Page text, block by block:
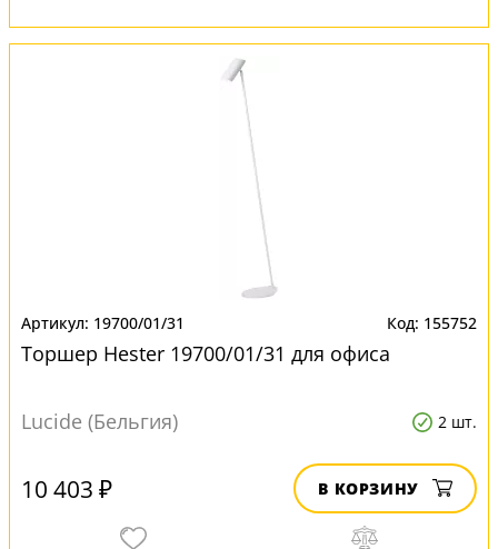
19700/01/31 155752
Торшер Hester 19700/01/31 для офиса
Lucide (Бельгия) 2 шт.
10 403 ₽ В КОРЗИНУ